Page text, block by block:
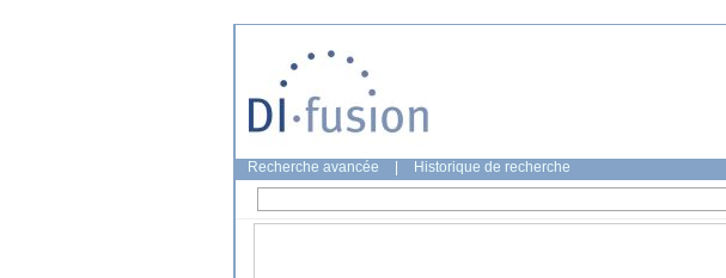
Recherche avancée Historique de recherche